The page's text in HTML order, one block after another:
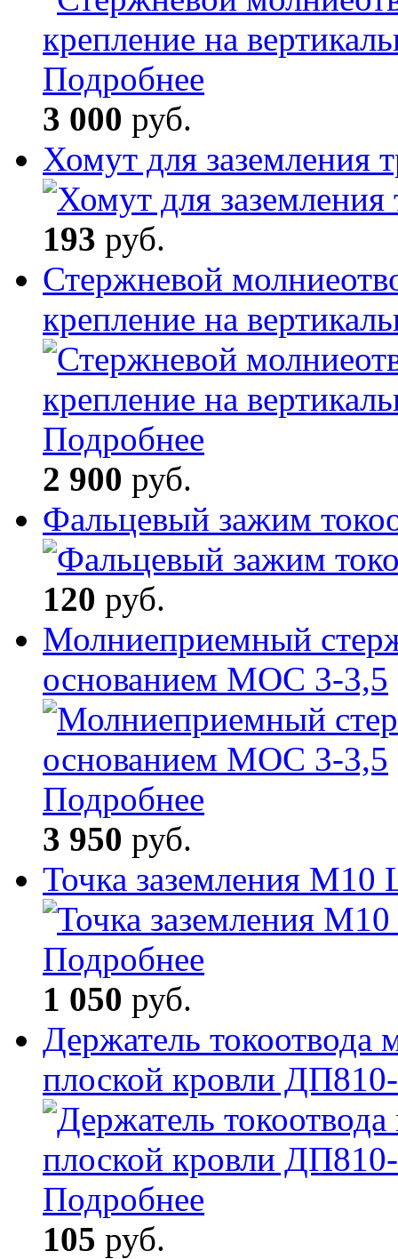
Подробнее
3 000 руб.
Хомут для заземления
193 руб.
Стержневой
крепление на
Подробнее
2 900 руб.
Фальцевый зажим
120 руб.
Молниеприемный
основанием МОС 3-3,5
Подробнее
3 950 руб.
Точка заземления М10
Подробнее
1 050 руб.
Держатель токоотвода
плоской кровли
Подробнее
105 руб.